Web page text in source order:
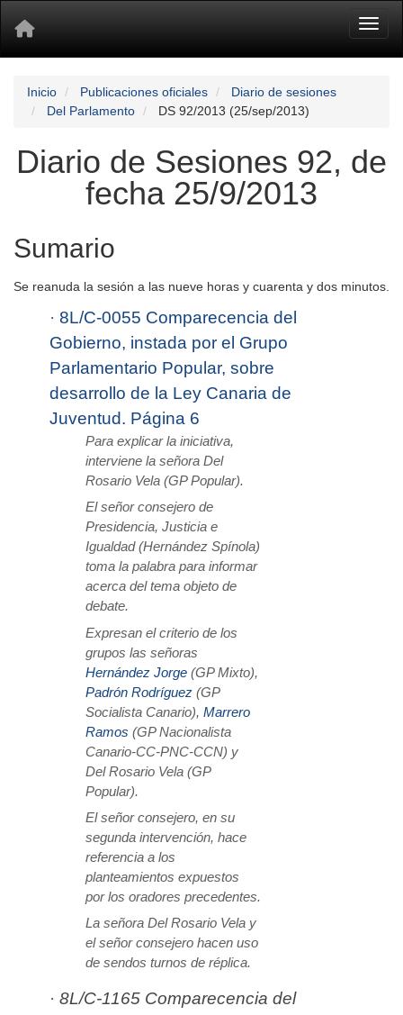
Inicio Publicaciones oficiales
Diario de sesiones
Del Parlamento
DS 92/2013 (25/sep/2013)
Diario de Sesiones 92, de
fecha 25/9/2013
Sumario
Se reanuda la sesión a las nueve horas y cuarenta y dos minutos.
· 8L/C-0055 Comparecencia del
Gobierno, instada por el Grupo
Parlamentario Popular, sobre
desarrollo de la Ley Canaria de
Juventud. Página 6
Para explicar la iniciativa,
interviene la señora Del
Rosario Vela (GP Popular).
El señor consejero de
Presidencia, Justicia e
Igualdad (Hernández Spínola)
toma la palabra para informar
acerca del tema objeto de
debate.
Expresan el criterio de los
grupos las señoras
Hernández Jorge (GP Mixto),
Padrón Rodríguez (GP
Socialista Canario), Marrero
Ramos (GP Nacionalista
Canario-CC-PNC-CCN) y
Del Rosario Vela (GP
Popular).
El señor consejero, en su
segunda intervención, hace
referencia a los
planteamientos expuestos
por los oradores precedentes.
La señora Del Rosario Vela y
el señor consejero hacen uso
de sendos turnos de réplica.
· 8L/C-1165 Comparecencia del